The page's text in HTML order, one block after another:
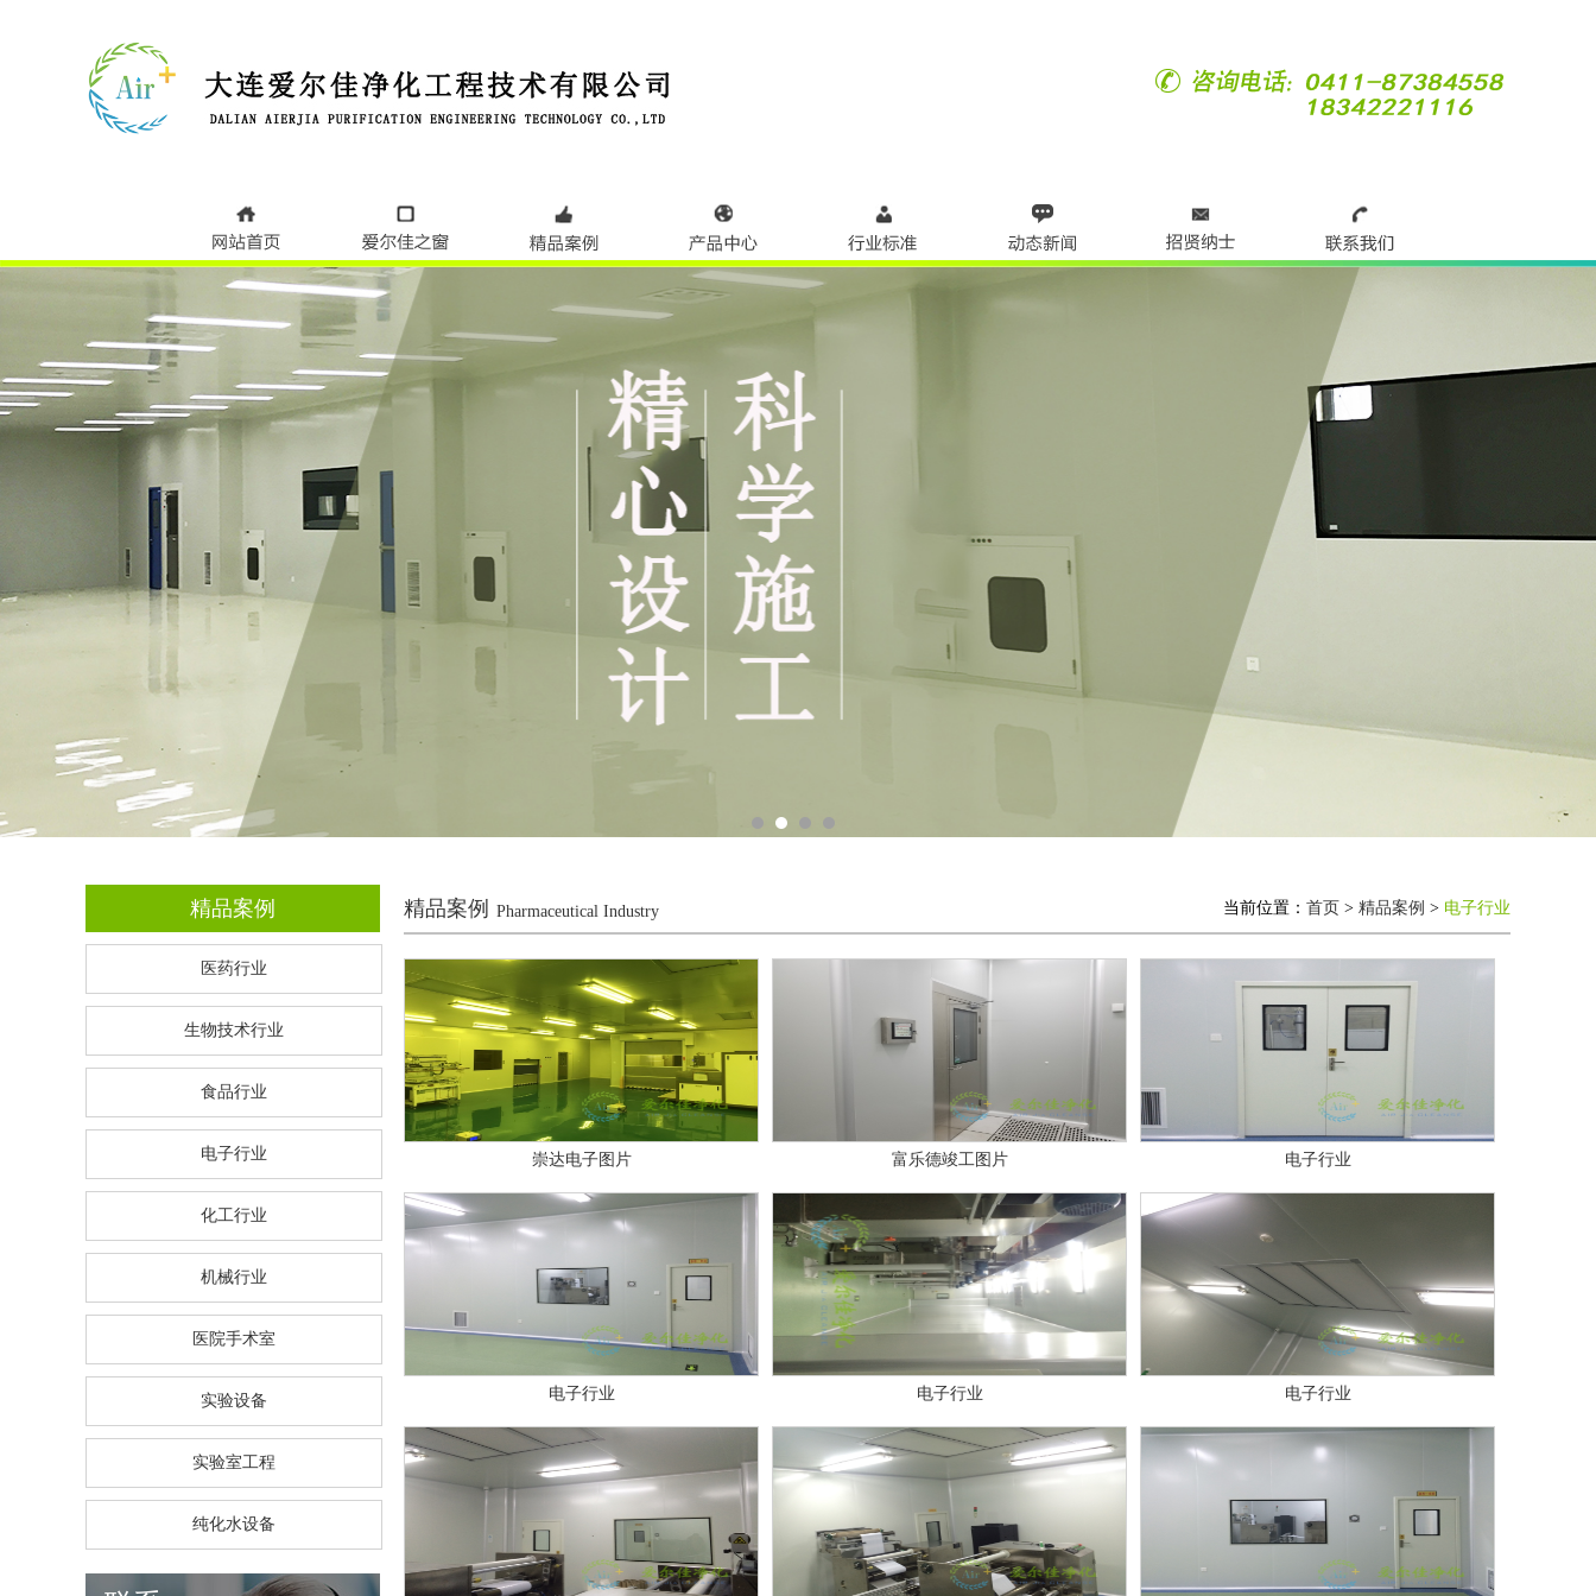
精品案例
医药行业
生物技术行业
食品行业
电子行业
化工行业
机械行业
医院手术室
实验设备
实验室工程
纯化水设备
精品案例 Pharmaceutical Industry 电子行业
当前位置： 首页 > 精品案例 >
崇达电子图片 富乐德竣工图片 电子行业
电子行业 电子行业 电子行业